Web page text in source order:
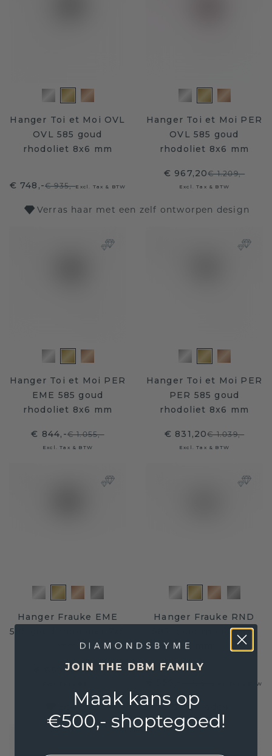
Hanger Toi et Moi OVL
OVL 585 goud
rhodoliet 8x6 mm
€ 748,-€ 935,-Excl. Tax & BTW
Hanger Toi et Moi PER
OVL 585 goud
rhodoliet 8x6 mm
€ 967,20€ 1.209,-
Excl. Tax & BTW
Verras haar met een zelf ontworpen design
Hanger Toi et Moi PER
EME 585 goud
rhodoliet 8x6 mm
€ 844,-€ 1.055,-
Excl. Tax & BTW
Hanger Toi et Moi PER
PER 585 goud
rhodoliet 8x6 mm
€ 831,20€ 1.039,-
Excl. Tax & BTW
Hanger Frauke EME
585 goud rhodoliet 7x5
€ 668,- € 835,-
Hanger Frauke RND
585 goud rhodoliet 5
Excl. Tax & BTW
Ecologisch verantwoorde sieraden
JOIN THE DBM FAMILY
Maak kans op
€500,- shoptegoed!